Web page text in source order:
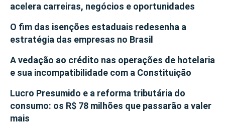
acelera carreiras, negócios e oportunidades
O fim das isenções estaduais redesenha a
estratégia das empresas no Brasil
A vedação ao crédito nas operações de hotelaria
e sua incompatibilidade com a Constituição
Lucro Presumido e a reforma tributária do
consumo: os R$ 78 milhões que passarão a valer
mais